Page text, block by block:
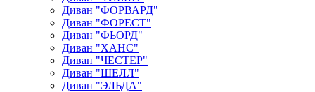
Диван "ФОРВАРД"
Диван "ФОРЕСТ"
Диван "ФЬОРД"
Диван "ХАНС"
Диван "ЧЕСТЕР"
Диван "ШЕЛЛ"
Диван "ЭЛЬДА"